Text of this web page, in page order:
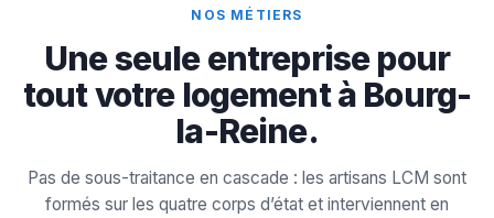
NOS MÉTIERS
Une seule entreprise pour
tout votre logement à Bourg-
la-Reine.
Pas de sous-traitance en cascade : les artisans LCM sont
formés sur les quatre corps d’état et interviennent en